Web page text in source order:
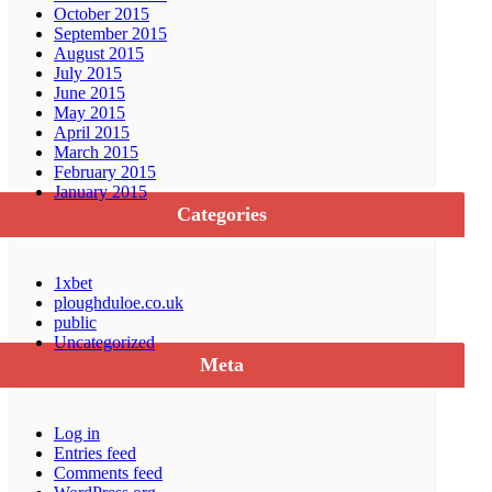
October 2015
September 2015
August 2015
July 2015
June 2015
May 2015
April 2015
March 2015
February 2015
January 2015
Categories
1xbet
ploughduloe.co.uk
public
Uncategorized
Meta
Log in
Entries feed
Comments feed